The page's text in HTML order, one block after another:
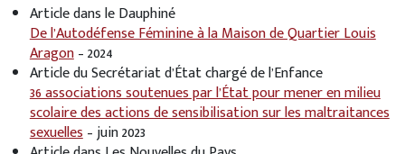
Article dans le Dauphiné
De l’Autodéfense Féminine à la Maison de Quartier Louis
Aragon– 2024
Article du Secrétariat d’État chargé de l’Enfance
36 associations soutenues par l’État pour mener en milieu
scolaire des actions de sensibilisation sur les maltraitances
sexuelles– juin 2023